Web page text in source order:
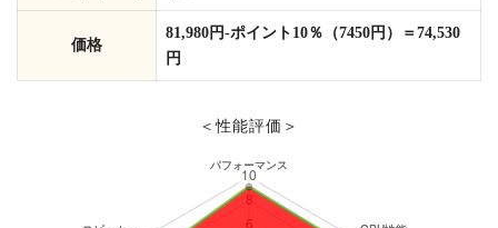
価格
81,980円-ポイント10％（7450円）＝74,530
円
＜性能評価＞